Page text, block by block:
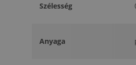
Szélesség
Anyaga